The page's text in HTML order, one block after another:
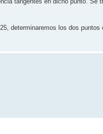
determinaremos los dos puntos